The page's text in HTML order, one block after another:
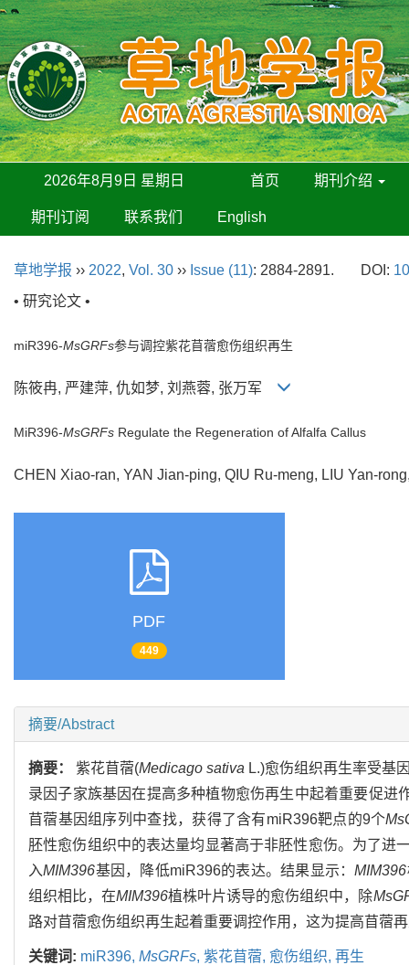
2026年8月9日 星期日 首页 期刊介绍
期刊订阅 联系我们 English
草地学报 ›› 2022, Vol. 30 ›› Issue (11): 2884-2891. DOI:
• 研究论文 •
miR396-MsGRFs参与调控紫花苜蓿愈伤组织再生
陈筱冉, 严建萍, 仇如梦, 刘燕蓉, 张万军
MiR396-MsGRFs Regulate the Regeneration of Alfalfa Callus
CHEN Xiao-ran, YAN Jian-ping, QIU Ru-meng, LIU Yan-
PDF
449
摘要/Abstract
摘要：紫花苜蓿(Medicago sativa L.)愈伤组织再生率受基
录因子家族基因在提高多种植物愈伤再生中起着重要促进
苜蓿基因组序列中查找，获得了含有miR396靶点的9个
胚性愈伤组织中的表达量均显著高于非胚性愈伤。为了进
入MIM396基因，降低miR396的表达。结果显示：MIM396
组织相比，在MIM396植株叶片诱导的愈伤组织中，除
路对苜蓿愈伤组织再生起着重要调控作用，这为提高苜蓿
关键词: miR396, MsGRFs, 紫花苜蓿, 愈伤组织, 再生